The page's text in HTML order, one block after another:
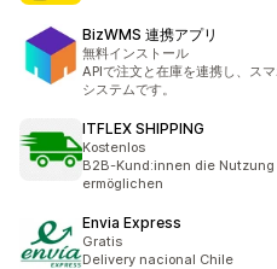
BizWMS 連携アプリ
無料インストール
APIで注文と在庫を連携し、ス
システムです。
ITFLEX SHIPPING
Kostenlos
B2B-Kund:innen die
ermöglichen
Envia Express
Gratis
Delivery nacional Chile